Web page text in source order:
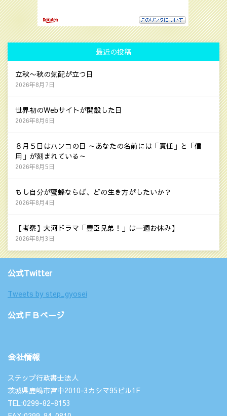
最近の投稿
立秋〜秋の気配が立つ日
2026年8月7日
世界初のWebサイトが開設した日
2026年8月6日
８月５日はハンコの日 ～あなたの名前には「責任」と「信
用」が刻まれている～
2026年8月5日
もし自分が蜜蜂ならば、どの生き方がしたいか？
2026年8月4日
【考察】大河ドラマ「豊臣兄弟！」は一週お休み】
2026年8月3日
公式Twitter
Tweets by step_gyosei
公式ＦＢページ
会社情報
ステップ行政書士法人
茨城県鹿嶋市宮中2010-3カシマ95ビル1F
TEL:0299-82-8153